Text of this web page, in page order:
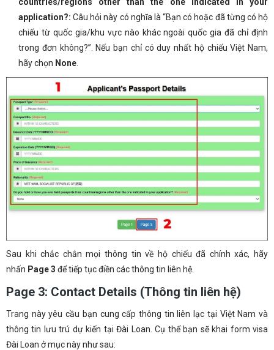
application?: Câu hỏi này có nghĩa là “Bạn có hoặc đã từng có hộ
chiếu từ quốc gia/khu vực nào khác ngoài quốc gia đã chỉ định
trong đơn không?”. Nếu bạn chỉ có duy nhất hộ chiếu Việt Nam,
hãy chọn None
Sau khi chắc chắn mọi thông tin về hộ chiếu đã chính xác, hãy
nhấn Page 3 để tiếp tục điền các thông tin liên hệ.
Page 3: Contact Details (Thông tin liên hệ)
Trang này yêu cầu bạn cung cấp thông tin liên lạc tại Việt Nam và
thông tin lưu trú dự kiến tại Đài Loan. Cụ thể bạn sẽ khai form visa
Đài Loan ở mục này như sau: